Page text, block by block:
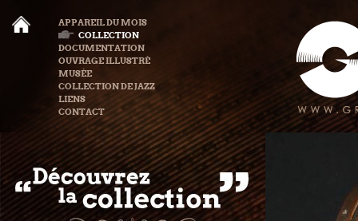
APPAREIL DU MOIS
COLLECTION
DOCUMENTATION
OUVRAGE ILLUSTRÉ
MUSÉE
COLLECTION DE JAZZ
LIENS
CONTACT